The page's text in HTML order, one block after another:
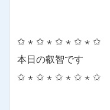
✩ ⋆ ✩ ⋆ ✩ ⋆ ✩ ⋆ ✩
本日の叡智です
✩ ⋆ ✩ ⋆ ✩ ⋆ ✩ ⋆ ✩